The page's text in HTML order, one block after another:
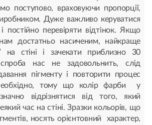
поступово, враховуючи пропорції,
Дуже важливо керуватися
постійно перевіряти відтінок. Якщо
достатньо насиченим, найкраще
на стіні і зачекати приблизно 30
нас не задовольнить, слід
пігменту і повторити процес
тому що колір фарби у
відрізнятися від того, який
час на стіні. Зразки кольорів, що
носять орієнтовний характер,